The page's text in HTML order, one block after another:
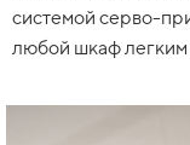
системой серво-
любой шкаф легким